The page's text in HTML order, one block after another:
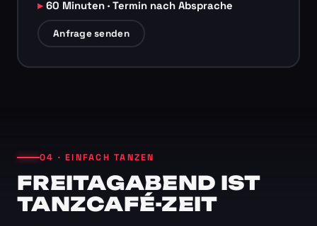
60 Minuten · Termin nach Absprache
Anfrage senden
04 · EINFACH TANZEN
FREITAGABEND IST
TANZCAFÉ-ZEIT